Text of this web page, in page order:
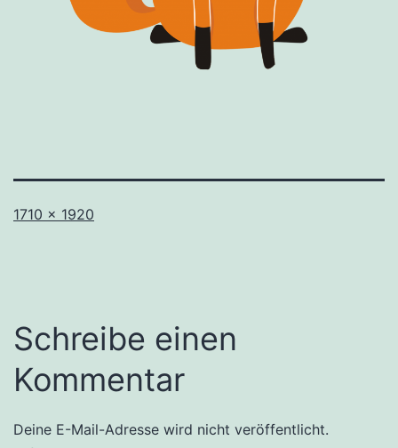
Originalgröße
1710 × 1920
Schreibe einen
Kommentar
Deine E-Mail-Adresse wird nicht veröffentlicht.